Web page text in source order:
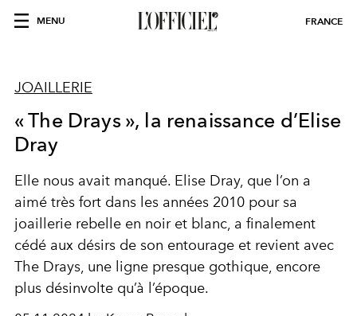
MENU FRANCE
JOAILLERIE
« The Drays », la renaissance d’Elise
Dray
Elle nous avait manqué. Elise Dray, que l’on a
aimé très fort dans les années 2010 pour sa
joaillerie rebelle en noir et blanc, a finalement
cédé aux désirs de son entourage et revient avec
The Drays, une ligne presque gothique, encore
plus désinvolte qu’à l’époque.